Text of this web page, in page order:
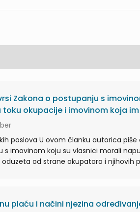
Zakona o postupanju s
okupacije i imovinom koja
poslova U ovom članku autorica piše
s imovinom koju su vlasnici morali
od strane okupatora i njihovih
plaću i načini njezina